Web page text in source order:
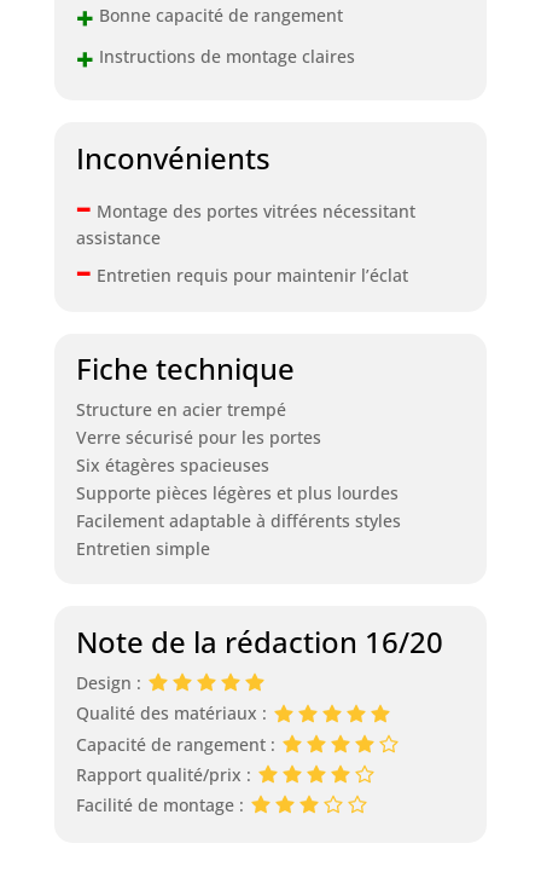
+ Bonne capacité de rangement
+ Instructions de montage claires
Inconvénients
– Montage des portes vitrées nécessitant
assistance
– Entretien requis pour maintenir l’éclat
Fiche technique
Structure en acier trempé
Verre sécurisé pour les portes
Six étagères spacieuses
Supporte pièces légères et plus lourdes
Facilement adaptable à différents styles
Entretien simple
Note de la rédaction 16/20
Design :
Qualité des matériaux :
Capacité de rangement :
Rapport qualité/prix :
Facilité de montage :